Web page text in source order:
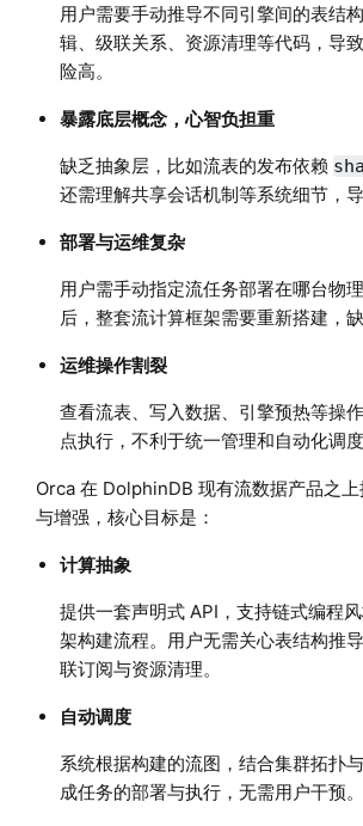
用户需要手动推导不同引擎间的表结
辑、级联关系、资源清理等代码，导
险高。
暴露底层概念，心智负担重
缺乏抽象层，比如流表的发布依赖
还需理解共享会话机制等系统细节，导
部署与运维复杂
用户需手动指定流任务部署在哪台物
后，整套流计算框架需要重新搭建，
运维操作割裂
查看流表、写入数据、引擎预热等操
点执行，不利于统一管理和自动化调度
Orca 在 DolphinDB 现有流数据产品之
与增强，核心目标是：
计算抽象
提供一套声明式 API，支持链式编程
架构建流程。用户无需关心表结构推
联订阅与资源清理。
自动调度
系统根据构建的流图，结合集群拓扑
成任务的部署与执行，无需用户干预。